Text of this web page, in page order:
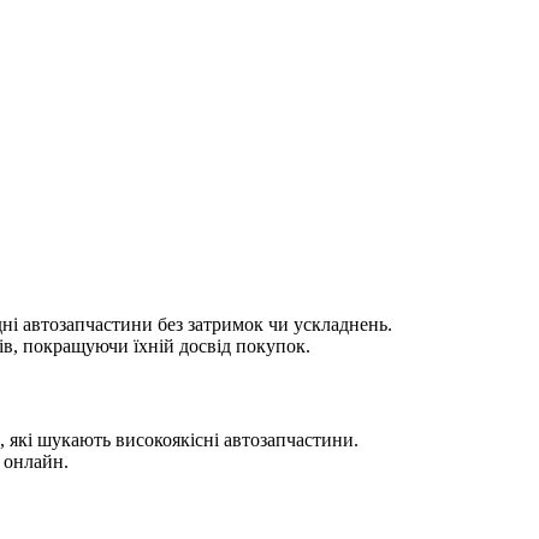
автозапчастини без затримок чи ускладнень.
покращуючи їхній досвід покупок.
шукають високоякісні автозапчастини.
онлайн.